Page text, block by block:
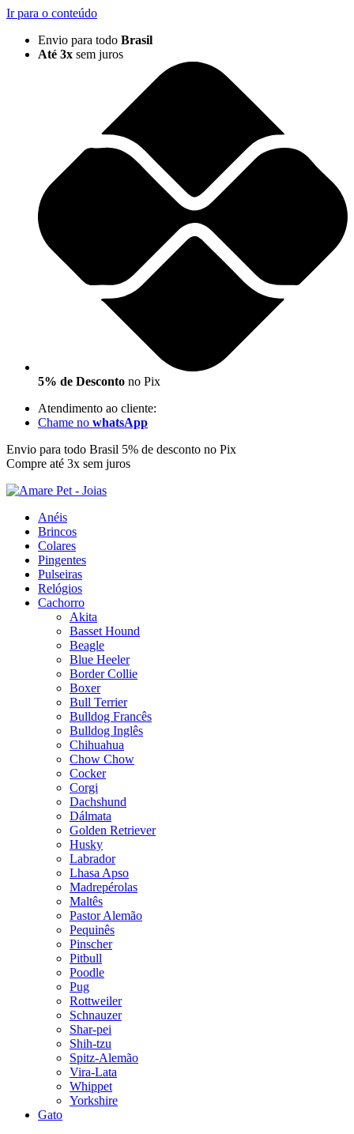
Ir para o conteúdo
Envio para todo Brasil
Até 3x sem juros
5% de Desconto no Pix
Atendimento ao cliente:
Chame no whatsApp
Envio para todo Brasil 5% de desconto no Pix
Compre até 3x sem juros
Anéis
Brincos
Colares
Pingentes
Pulseiras
Relógios
Cachorro
Akita
Basset Hound
Beagle
Blue Heeler
Border Collie
Boxer
Bull Terrier
Bulldog Francês
Bulldog Inglês
Chihuahua
Chow Chow
Cocker
Corgi
Dachshund
Dálmata
Golden Retriever
Husky
Labrador
Lhasa Apso
Madrepérolas
Maltês
Pastor Alemão
Pequinês
Pinscher
Pitbull
Poodle
Pug
Rottweiler
Schnauzer
Shar-pei
Shih-tzu
Spitz-Alemão
Vira-Lata
Whippet
Yorkshire
Gato